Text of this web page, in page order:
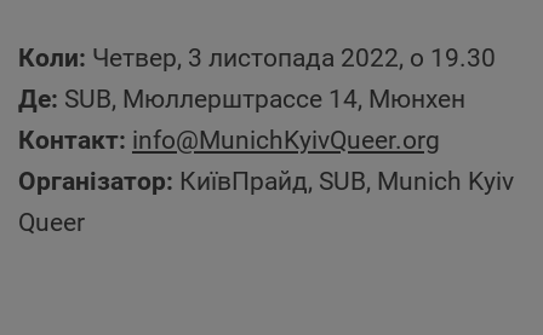
Коли: Четвер, 3 листопада 2022, о 19.30
Де: SUB, Мюллерштрассе 14, Мюнхен
Контакт: info@MunichKyivQueer.org
Організатор: КиївПрайд, SUB, Munich Kyiv
Queer